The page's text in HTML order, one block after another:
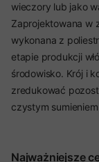
wieczory lub jako
Zaprojektowana w
wykonana z
etapie produkcji
środowisko. Krój i
zredukować
czystym
Najważniejsze